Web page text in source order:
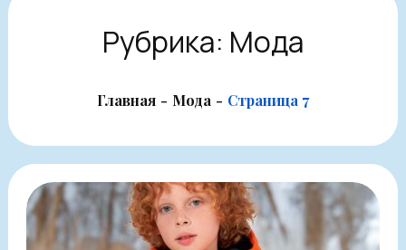
Рубрика: Мода
Главная Мода Страница 7